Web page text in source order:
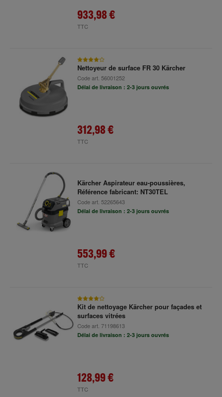
933,98 €
TTC
Nettoyeur de surface FR 30 Kärcher
Code art. 56001252
Délai de livraison : 2-3 jours ouvrés
312,98 €
TTC
Kärcher Aspirateur eau-poussières,
Référence fabricant: NT30TEL
Code art. 52265643
Délai de livraison : 2-3 jours ouvrés
553,99 €
TTC
Kit de nettoyage Kärcher pour façades et
surfaces vitrées
Code art. 71198613
Délai de livraison : 2-3 jours ouvrés
128,99 €
TTC